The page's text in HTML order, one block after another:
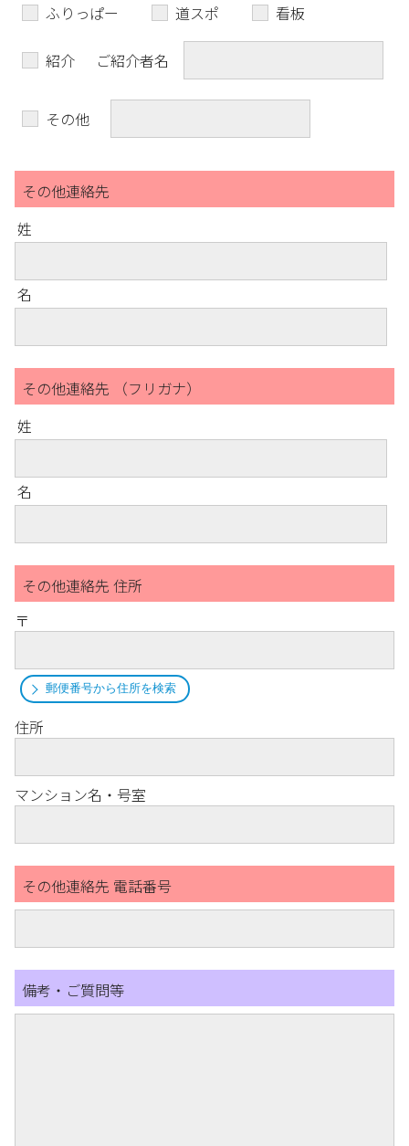
ふりっぱー
道スポ 看板
紹介 ご紹介者名
その他
その他連絡先
姓
名
その他連絡先 （フリガナ）
姓
名
その他連絡先 住所
〒
郵便番号から住所を検索
住所
マンション名・号室
その他連絡先 電話番号
備考・ご質問等